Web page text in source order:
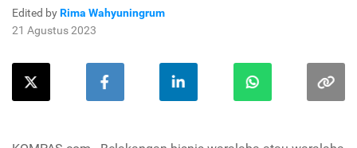
Edited byRima Wahyuningrum
21 Agustus 2023